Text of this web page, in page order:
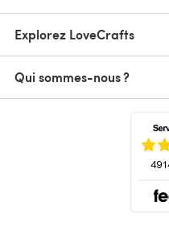
Explorez LoveCrafts
Qui sommes-nous ?